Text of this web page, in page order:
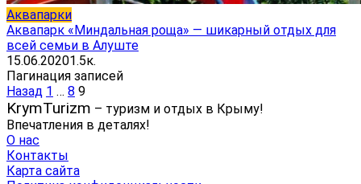
Аквапарки
Аквапарк «Миндальная роща» — шикарный отдых для
всей семьи в Алуште
15.06.20201.5к.
Пагинация записей
Назад 1 … 8 9
KrymTurizm – туризм и отдых в Крыму!
Впечатления в деталях!
О нас
Контакты
Карта сайта